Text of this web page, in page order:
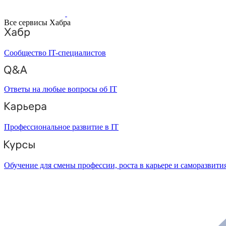
Все сервисы Хабра
Сообщество IT-специалистов
Ответы на любые вопросы об IT
Профессиональное развитие в IT
Обучение для смены профессии, роста в карьере и